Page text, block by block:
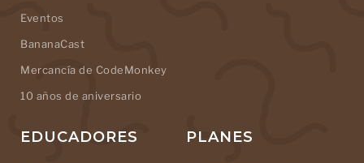
Eventos
BananaCast
Mercancía de CodeMonkey
10 años de aniversario
EDUCADORES PLANES